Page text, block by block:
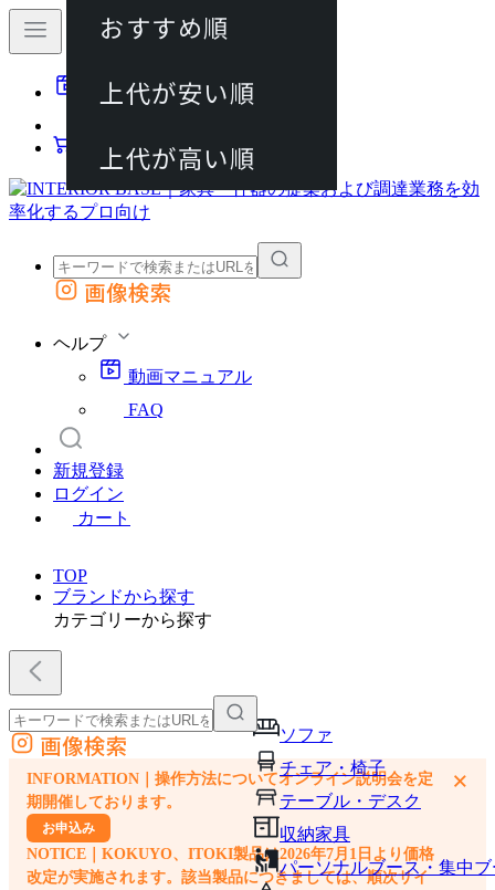
動画マニュアル
カート
外部サイトの商品をカートに追加
画像検索
ヘルプ
動画マニュアル
FAQ
新規登録
ログイン
カート
TOP
ブランドから探す
カテゴリーから探す
ソファ
チェア・椅子
テーブル・デスク
収納家具
パーソナルブース・集中
外部サイトの商品をカートに追加
他のサイトで見つけた商品ページのURLを貼り付けて、カートに追加できます
画像検索
INFORMATION｜操作方法についてオンライン説明会を定
期開催しております。
お申込み
NOTICE｜KOKUYO、ITOKI製品は2026年7月1日より価格
改定が実施されます。該当製品につきましては、順次サイ
×
おすすめ順
上代が安い順
上代が高い順